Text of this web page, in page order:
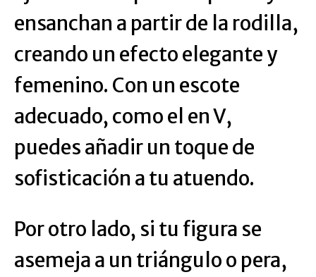
ensanchan a partir de la rodilla,
creando un efecto elegante y
femenino. Con un escote
adecuado, como el en V,
puedes añadir un toque de
sofisticación a tu atuendo.
Por otro lado, si tu figura se
asemeja a un triángulo o pera,